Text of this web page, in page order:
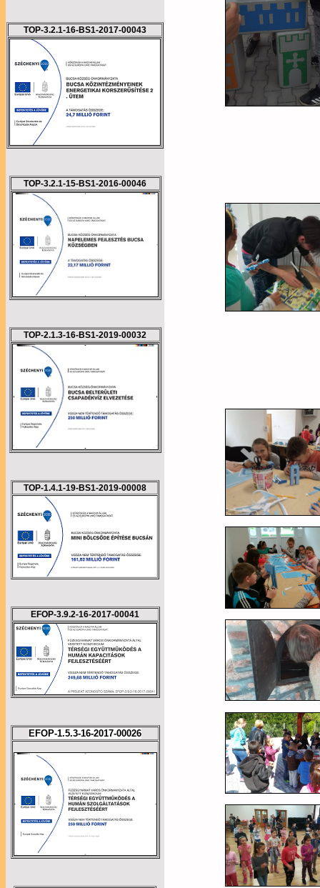
TOP-3.2.1-16-BS1-2017-00043
TOP-3.2.1-15-BS1-2016-00046
TOP-2.1.3-16-BS1-2019-00032
TOP-1.4.1-19-BS1-2019-00008
EFOP-3.9.2-16-2017-00041
EFOP-1.5.3-16-2017-00026